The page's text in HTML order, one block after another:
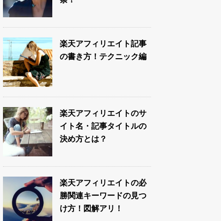
楽天アフィリエイト記事
の書き方！テクニック編
楽天アフィリエイトのサ
イト名・記事タイトルの
決め方とは？
楽天アフィリエイトの必
勝関連キーワードの見つ
け方！図解アリ！